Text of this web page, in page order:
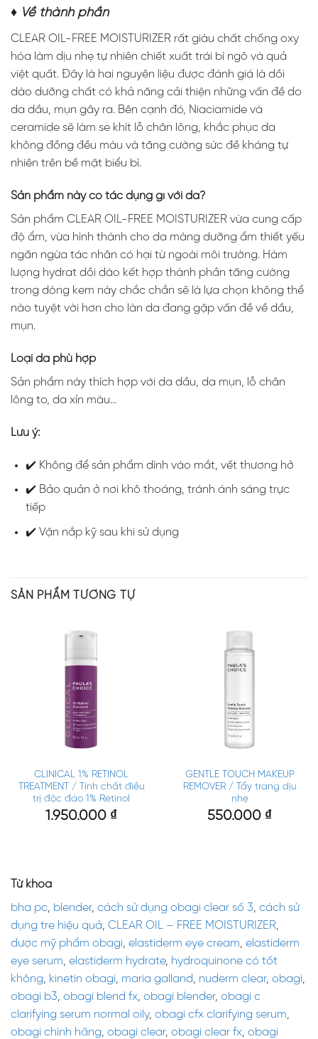
♦ Về thành phần
CLEAR OIL-FREE MOISTURIZER rất giàu chất chống oxy
hóa làm dịu nhẹ tự nhiên chiết xuất trái bí ngô và quả
việt quất. Đây là hai nguyên liệu được đánh giá là dồi
dào dưỡng chất có khả năng cải thiện những vấn đề do
da dầu, mụn gây ra. Bên cạnh đó, Niaciamide và
ceramide sẽ làm se khít lỗ chân lông, khắc phục da
không đồng đều màu và tăng cường sức đề kháng tự
nhiên trên bề mặt biểu bì.
Sản phẩm này có tác dụng gì với da?
Sản phẩm CLEAR OIL-FREE MOISTURIZER vừa cung cấp
độ ẩm, vừa hình thành cho da màng dưỡng ẩm thiết yếu
ngăn ngừa tác nhân có hại từ ngoài môi trường. Hàm
lượng hydrat dồi dào kết hợp thành phần tăng cường
trong dòng kem này chắc chắn sẽ là lựa chọn không thể
nào tuyệt vời hơn cho làn da đang gặp vấn đề về dầu,
mụn.
Loại da phù hợp
Sản phẩm này thích hợp với da dầu, da mụn, lỗ chân
lông to, da xỉn màu…
Lưu ý:
✔️ Không để sản phẩm dính vào mắt, vết thương hở
✔️ Bảo quản ở nơi khô thoáng, tránh ánh sáng trực
tiếp
✔️ Vặn nắp kỹ sau khi sử dụng
SẢN PHẨM TƯƠNG TỰ
CLINICAL 1% RETINOL
TREATMENT / Tinh chất điều
trị độc đáo 1% Retinol
1.950.000 ₫
GENTLE TOUCH MAKEUP
REMOVER / Tẩy trang dịu
nhẹ
550.000 ₫
Từ khóa
bha pc, blender, cách sử dụng obagi clear số 3, cách sử
dụng tre hiệu quả, CLEAR OIL – FREE MOISTURIZER,
dược mỹ phẩm obagi, elastiderm eye cream, elastiderm
eye serum, elastiderm hydrate, hydroquinone có tốt
không, kinetin obagi, maria galland, nuderm clear, obagi,
obagi b3, obagi blend fx, obagi blender, obagi c
clarifying serum normal oily, obagi cfx clarifying serum,
obagi chính hãng, obagi clear, obagi clear fx, obagi